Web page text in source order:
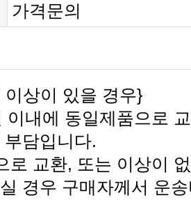
가격문의
상이 있을 경우}
담입니다.
경우 구매자께서 운